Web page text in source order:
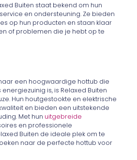
Buiten staat bekend om hun
en ondersteuning. Ze bieden
op hun producten en staan klaar
of problemen die je hebt op te
een hoogwaardige hottub die
is, is Relaxed Buiten
Hun houtgestookte en elektrische
en bieden een uitstekende
Met hun uitgebreide
en professionele
Buiten de ideale plek om te
naar de perfecte hottub voor